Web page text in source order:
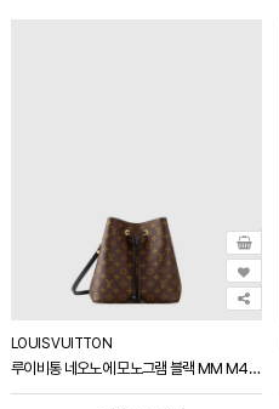
LOUIS VUITTON
루이비통 네오노에 모노그램 블랙 MM M44020